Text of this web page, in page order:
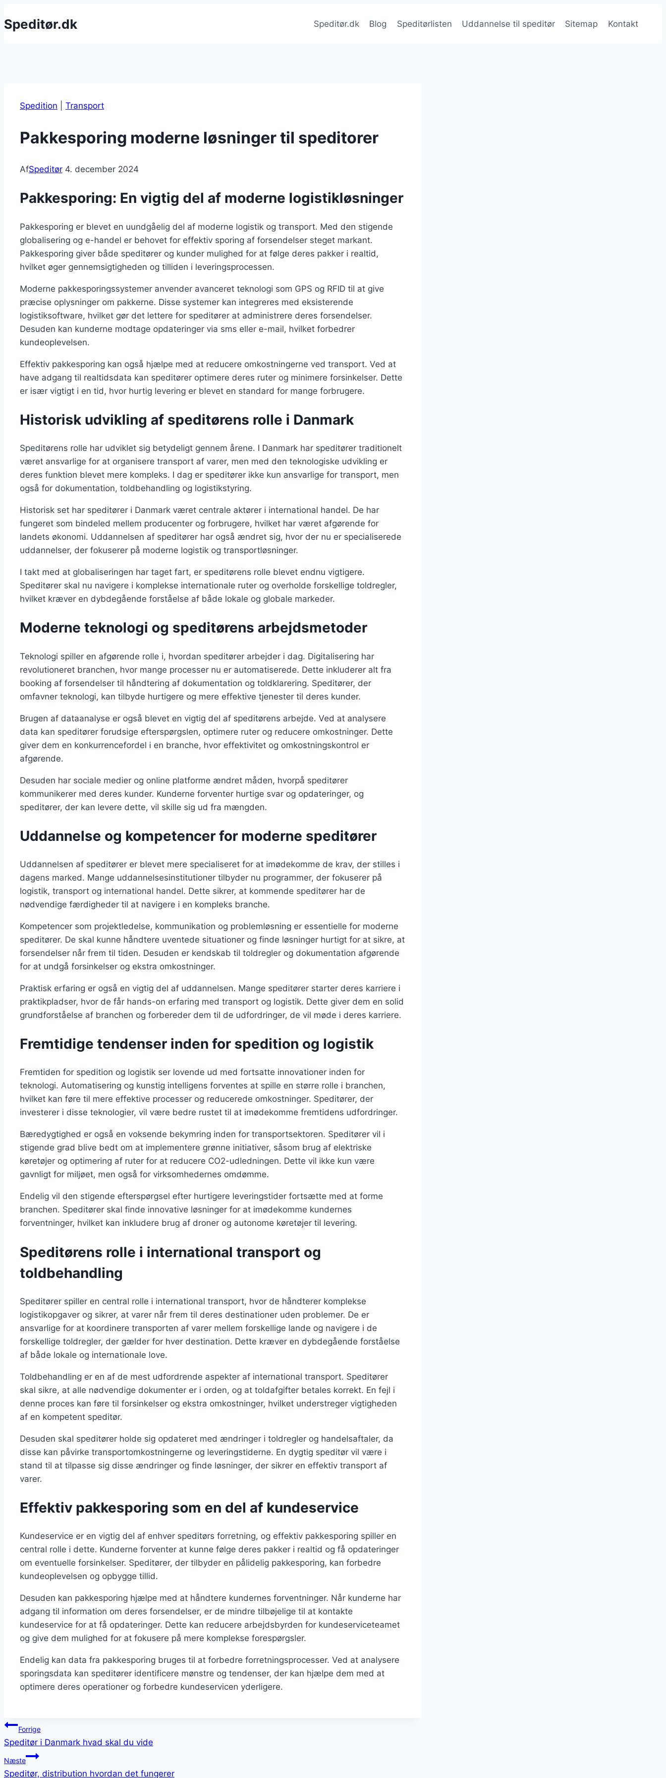
til
Speditør.dk Speditør.dk Blog Speditørlisten Uddannelse til speditør Sitemap Kontakt
Spedition Transport
Pakkesporing moderne løsninger til speditorer
AfSpeditør 4. december 2024
Pakkesporing: En vigtig del af moderne logistikløsninger
Pakkesporing er blevet en uundgåelig del af moderne logistik og transport. Med den stigende
globalisering og e-handel er behovet for effektiv sporing af forsendelser steget markant.
Pakkesporing giver både speditører og kunder mulighed for at følge deres pakker i realtid,
hvilket øger gennemsigtigheden og tilliden i leveringsprocessen.
Moderne pakkesporingssystemer anvender avanceret teknologi som GPS og RFID til at give
præcise oplysninger om pakkerne. Disse systemer kan integreres med eksisterende
logistiksoftware, hvilket gør det lettere for speditører at administrere deres forsendelser.
Desuden kan kunderne modtage opdateringer via sms eller e-mail, hvilket forbedrer
kundeoplevelsen.
Effektiv pakkesporing kan også hjælpe med at reducere omkostningerne ved transport. Ved at
have adgang til realtidsdata kan speditører optimere deres ruter og minimere forsinkelser. Dette
er især vigtigt i en tid, hvor hurtig levering er blevet en standard for mange forbrugere.
Historisk udvikling af speditørens rolle i Danmark
Speditørens rolle har udviklet sig betydeligt gennem årene. I Danmark har speditører traditionelt
været ansvarlige for at organisere transport af varer, men med den teknologiske udvikling er
deres funktion blevet mere kompleks. I dag er speditører ikke kun ansvarlige for transport, men
også for dokumentation, toldbehandling og logistikstyring.
Historisk set har speditører i Danmark været centrale aktører i international handel. De har
fungeret som bindeled mellem producenter og forbrugere, hvilket har været afgørende for
landets økonomi. Uddannelsen af speditører har også ændret sig, hvor der nu er specialiserede
uddannelser, der fokuserer på moderne logistik og transportløsninger.
I takt med at globaliseringen har taget fart, er speditørens rolle blevet endnu vigtigere.
Speditører skal nu navigere i komplekse internationale ruter og overholde forskellige toldregler,
hvilket kræver en dybdegående forståelse af både lokale og globale markeder.
Moderne teknologi og speditørens arbejdsmetoder
Teknologi spiller en afgørende rolle i, hvordan speditører arbejder i dag. Digitalisering har
revolutioneret branchen, hvor mange processer nu er automatiserede. Dette inkluderer alt fra
booking af forsendelser til håndtering af dokumentation og toldklarering. Speditører, der
omfavner teknologi, kan tilbyde hurtigere og mere effektive tjenester til deres kunder.
Brugen af dataanalyse er også blevet en vigtig del af speditørens arbejde. Ved at analysere
data kan speditører forudsige efterspørgslen, optimere ruter og reducere omkostninger. Dette
giver dem en konkurrencefordel i en branche, hvor effektivitet og omkostningskontrol er
afgørende.
Desuden har sociale medier og online platforme ændret måden, hvorpå speditører
kommunikerer med deres kunder. Kunderne forventer hurtige svar og opdateringer, og
speditører, der kan levere dette, vil skille sig ud fra mængden.
Uddannelse og kompetencer for moderne speditører
Uddannelsen af speditører er blevet mere specialiseret for at imødekomme de krav, der stilles i
dagens marked. Mange uddannelsesinstitutioner tilbyder nu programmer, der fokuserer på
logistik, transport og international handel. Dette sikrer, at kommende speditører har de
nødvendige færdigheder til at navigere i en kompleks branche.
Kompetencer som projektledelse, kommunikation og problemløsning er essentielle for moderne
speditører. De skal kunne håndtere uventede situationer og finde løsninger hurtigt for at sikre, at
forsendelser når frem til tiden. Desuden er kendskab til toldregler og dokumentation afgørende
for at undgå forsinkelser og ekstra omkostninger.
Praktisk erfaring er også en vigtig del af uddannelsen. Mange speditører starter deres karriere i
praktikpladser, hvor de får hands-on erfaring med transport og logistik. Dette giver dem en solid
grundforståelse af branchen og forbereder dem til de udfordringer, de vil møde i deres karriere.
Fremtidige tendenser inden for spedition og logistik
Fremtiden for spedition og logistik ser lovende ud med fortsatte innovationer inden for
teknologi. Automatisering og kunstig intelligens forventes at spille en større rolle i branchen,
hvilket kan føre til mere effektive processer og reducerede omkostninger. Speditører, der
investerer i disse teknologier, vil være bedre rustet til at imødekomme fremtidens udfordringer.
Bæredygtighed er også en voksende bekymring inden for transportsektoren. Speditører vil i
stigende grad blive bedt om at implementere grønne initiativer, såsom brug af elektriske
køretøjer og optimering af ruter for at reducere CO2-udledningen. Dette vil ikke kun være
gavnligt for miljøet, men også for virksomhedernes omdømme.
Endelig vil den stigende efterspørgsel efter hurtigere leveringstider fortsætte med at forme
branchen. Speditører skal finde innovative løsninger for at imødekomme kundernes
forventninger, hvilket kan inkludere brug af droner og autonome køretøjer til levering.
Speditørens rolle i international transport og
toldbehandling
Speditører spiller en central rolle i international transport, hvor de håndterer komplekse
logistikopgaver og sikrer, at varer når frem til deres destinationer uden problemer. De er
ansvarlige for at koordinere transporten af varer mellem forskellige lande og navigere i de
forskellige toldregler, der gælder for hver destination. Dette kræver en dybdegående forståelse
af både lokale og internationale love.
Toldbehandling er en af de mest udfordrende aspekter af international transport. Speditører
skal sikre, at alle nødvendige dokumenter er i orden, og at toldafgifter betales korrekt. En fejl i
denne proces kan føre til forsinkelser og ekstra omkostninger, hvilket understreger vigtigheden
af en kompetent speditør.
Desuden skal speditører holde sig opdateret med ændringer i toldregler og handelsaftaler, da
disse kan påvirke transportomkostningerne og leveringstiderne. En dygtig speditør vil være i
stand til at tilpasse sig disse ændringer og finde løsninger, der sikrer en effektiv transport af
varer.
Effektiv pakkesporing som en del af kundeservice
Kundeservice er en vigtig del af enhver speditørs forretning, og effektiv pakkesporing spiller en
central rolle i dette. Kunderne forventer at kunne følge deres pakker i realtid og få opdateringer
om eventuelle forsinkelser. Speditører, der tilbyder en pålidelig pakkesporing, kan forbedre
kundeoplevelsen og opbygge tillid.
Desuden kan pakkesporing hjælpe med at håndtere kundernes forventninger. Når kunderne har
adgang til information om deres forsendelser, er de mindre tilbøjelige til at kontakte
kundeservice for at få opdateringer. Dette kan reducere arbejdsbyrden for kundeserviceteamet
og give dem mulighed for at fokusere på mere komplekse forespørgsler.
Endelig kan data fra pakkesporing bruges til at forbedre forretningsprocesser. Ved at analysere
sporingsdata kan speditører identificere mønstre og tendenser, der kan hjælpe dem med at
optimere deres operationer og forbedre kundeservicen yderligere.
Indlægsnavigation
Forrige
Speditør i Danmark hvad skal du vide
Næste
Speditør, distribution hvordan det fungerer